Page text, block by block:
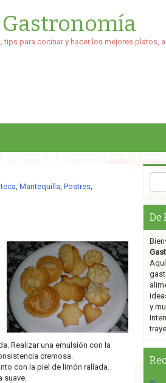
Gastronomía
para cocinar y hacer los mejores platos,
, Mantequilla, Postres,
Realizar una emulsión con la
cremosa.
con la piel de limón rallada.
suave.
De
y